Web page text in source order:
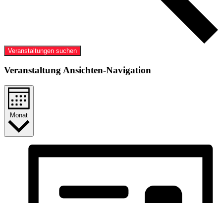
Veranstaltungen suchen
Veranstaltung Ansichten-Navigation
Monat